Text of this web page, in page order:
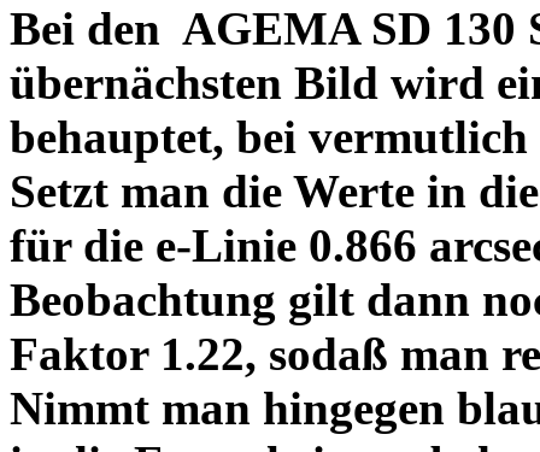
Bei den AGEMA SD 130
übernächsten Bild wird
behauptet, bei vermutlich
Setzt man die Werte in
für die e-Linie 0.866
Beobachtung gilt dann
Faktor 1.22, sodaß man
Nimmt man hingegen